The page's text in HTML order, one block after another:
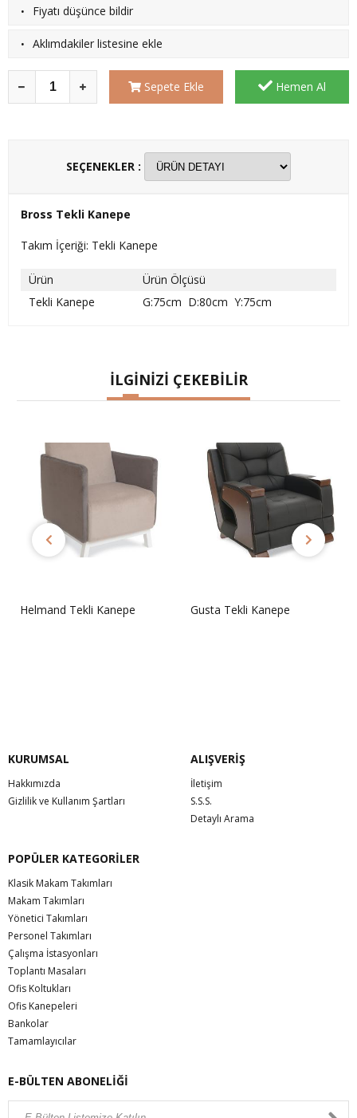
· Fiyatı düşünce bildir
· Aklımdakiler listesine ekle
Sepete Ekle Hemen Al
SEÇENEKLER :
Bross Tekli Kanepe
Takım İçeriği: Tekli Kanepe
Ürün
Ürün Ölçüsü
Tekli Kanepe
G:75cm D:80cm Y:75cm
İLGİNİZİ ÇEKEBİLİR
Helmand Tekli Kanepe Gusta Tekli Kanepe
KURUMSAL
Hakkımızda
Gizlilik ve Kullanım Şartları
ALIŞVERİŞ
İletişim
S.S.S.
Detaylı Arama
POPÜLER KATEGORİLER
Klasik Makam Takımları
Makam Takımları
Yönetici Takımları
Personel Takımları
Çalışma İstasyonları
Toplantı Masaları
Ofis Koltukları
Ofis Kanepeleri
Bankolar
Tamamlayıcılar
E-BÜLTEN ABONELİĞİ